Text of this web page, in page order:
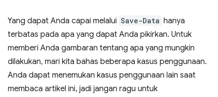
Yang dapat Anda capai melalui Save-Data hanya
terbatas pada apa yang dapat Anda pikirkan. Untuk
memberi Anda gambaran tentang apa yang mungkin
dilakukan, mari kita bahas beberapa kasus penggunaan.
Anda dapat menemukan kasus penggunaan lain saat
membaca artikel ini, jadi jangan ragu untuk